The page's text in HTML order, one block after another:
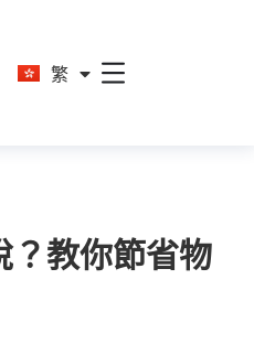
繁
简
？教你節省物